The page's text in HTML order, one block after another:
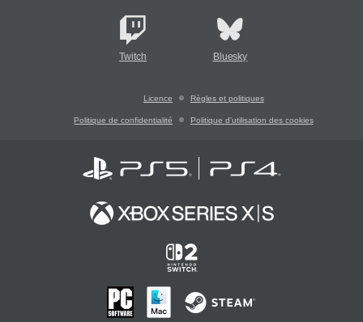
Twitch Bluesky
Licence Règles et politiques
Politique de confidentialité Politique d'utilisation des cookies